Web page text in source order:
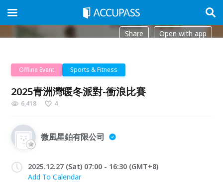
Share Open with app
Offline Event Sports & Fitness
2025青洲灣暖冬派對-衝浪比賽
6,418 4
微風星鉑有限公司
2025.12.27 (Sat) 07:00 - 16:30 (GMT+8)
Add To Calendar